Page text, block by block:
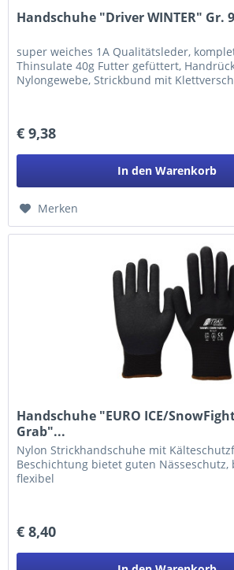
Handschuhe "Driver WINTER" Gr. 9
super weiches 1A Qualitätsleder,
Thinsulate 40g Futter gefüttert,
Nylongewebe, Strickbund mit
€ 9,38
In den Warenkorb
Merken
Handschuhe "EURO ICE/
Grab"...
Nylon Strickhandschuhe mit
Beschichtung bietet guten Nässeschutz,
flexibel
€ 8,40